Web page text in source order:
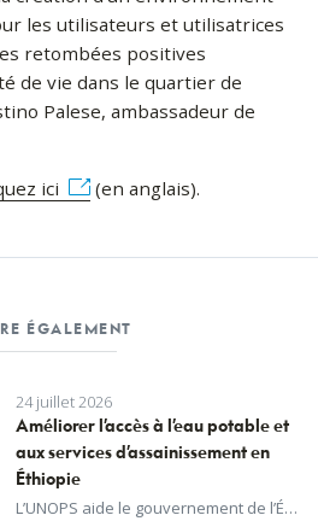
les utilisateurs et utilisatrices
retombées positives
de vie dans le quartier de
Palese, ambassadeur de
ici (en anglais).
ÉGALEMENT
24 juillet 2026
Améliorer l’accès à l’eau potable et
aux services d’assainissement en
Éthiopie
L’UNOPS aide le gouvernement de l’Éthiopie à réaliser son objectif consistant à transformer les services d’alimentation en eau, d’assainissement et d’hygiène du pays en un système fondé sur les données, numérique et résilient face aux changements climatiques.